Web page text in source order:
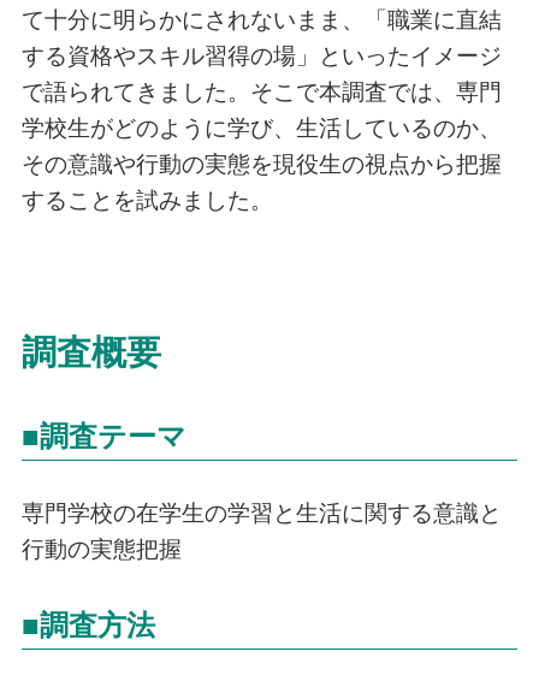
て十分に明らかにされないまま、「職業に直結
する資格やスキル習得の場」といったイメージ
で語られてきました。そこで本調査では、専門
学校生がどのように学び、生活しているのか、
その意識や行動の実態を現役生の視点から把握
することを試みました。
調査概要
■調査テーマ
専門学校の在学生の学習と生活に関する意識と
行動の実態把握
■調査方法